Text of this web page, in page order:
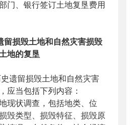
门、银行签订土地复垦费用
留损毁土地和自然灾害损毁
土地的复垦
留损毁土地和自然灾害
应当包括下列内容：
状调查，包括地类、位
毁类型、损毁特征、损毁原